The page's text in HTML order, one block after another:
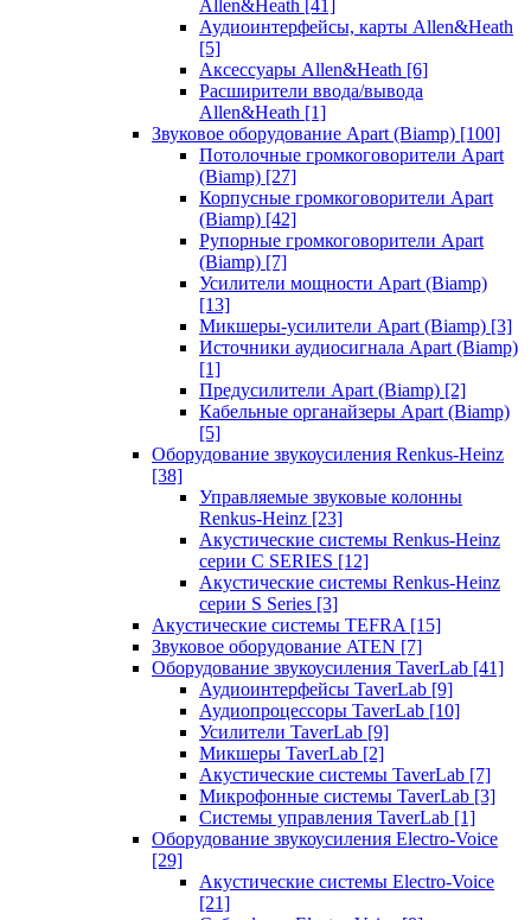
Allen&Heath [41]
Аудиоинтерфейсы, карты Allen&Heath
[5]
Аксессуары Allen&Heath [6]
Расширители ввода/вывода
Allen&Heath [1]
Звуковое оборудование Apart (Biamp) [100]
Потолочные громкоговорители Apart
(Biamp) [27]
Корпусные громкоговорители Apart
(Biamp) [42]
Рупорные громкоговорители Apart
(Biamp) [7]
Усилители мощности Apart (Biamp)
[13]
Микшеры-усилители Apart (Biamp) [3]
Источники аудиосигнала Apart (Biamp)
[1]
Предусилители Apart (Biamp) [2]
Кабельные органайзеры Apart (Biamp)
[5]
Оборудование звукоусиления Renkus-Heinz
[38]
Управляемые звуковые колонны
Renkus-Heinz [23]
Акустические системы Renkus-Heinz
серии C SERIES [12]
Акустические системы Renkus-Heinz
серии S Series [3]
Акустические системы TEFRA [15]
Звуковое оборудование ATEN [7]
Оборудование звукоусиления TaverLab [41]
Аудиоинтерфейсы TaverLab [9]
Аудиопроцессоры TaverLab [10]
Усилители TaverLab [9]
Микшеры TaverLab [2]
Акустические системы TaverLab [7]
Микрофонные системы TaverLab [3]
Системы управления TaverLab [1]
Оборудование звукоусиления Electro-Voice
[29]
Акустические системы Electro-Voice
[21]